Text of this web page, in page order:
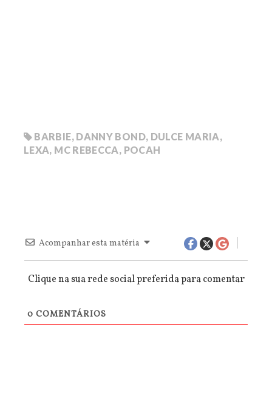
BARBIE, DANNY BOND, DULCE MARIA,
LEXA, MC REBECCA, POCAH
Acompanhar esta matéria
Clique na sua rede social preferida para comentar
0 COMENTÁRIOS